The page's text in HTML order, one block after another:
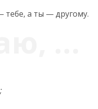
а ты — другому.